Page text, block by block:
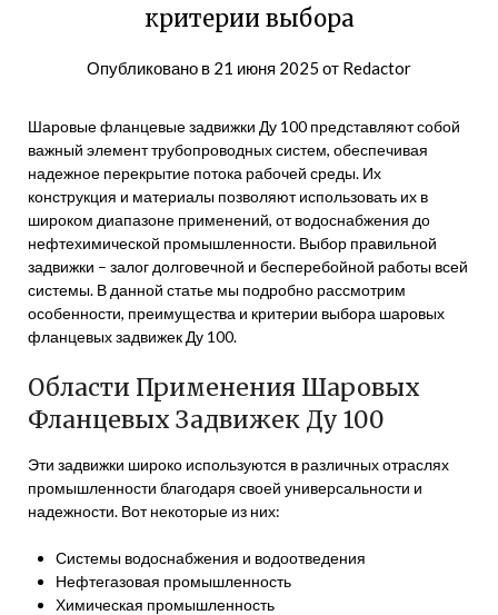
критерии выбора
Опубликовано в 21 июня 2025 от Redactor
Шаровые фланцевые задвижки Ду 100 представляют собой
важный элемент трубопроводных систем, обеспечивая
надежное перекрытие потока рабочей среды. Их
конструкция и материалы позволяют использовать их в
широком диапазоне применений, от водоснабжения до
нефтехимической промышленности. Выбор правильной
задвижки – залог долговечной и бесперебойной работы всей
системы. В данной статье мы подробно рассмотрим
особенности, преимущества и критерии выбора шаровых
фланцевых задвижек Ду 100.
Области Применения Шаровых
Фланцевых Задвижек Ду 100
Эти задвижки широко используются в различных отраслях
промышленности благодаря своей универсальности и
надежности. Вот некоторые из них:
Системы водоснабжения и водоотведения
Нефтегазовая промышленность
Химическая промышленность